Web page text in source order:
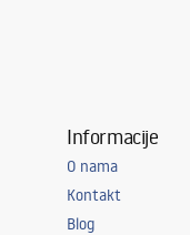
Informacije
O nama
Kontakt
Blog